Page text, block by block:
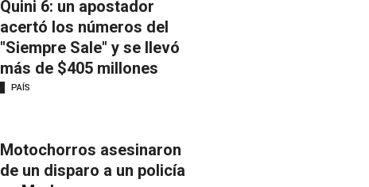
Quini 6: un apostador
acertó los números del
"Siempre Sale" y se llevó
más de $405 millones
PAÍS
Motochorros asesinaron
de un disparo a un policía